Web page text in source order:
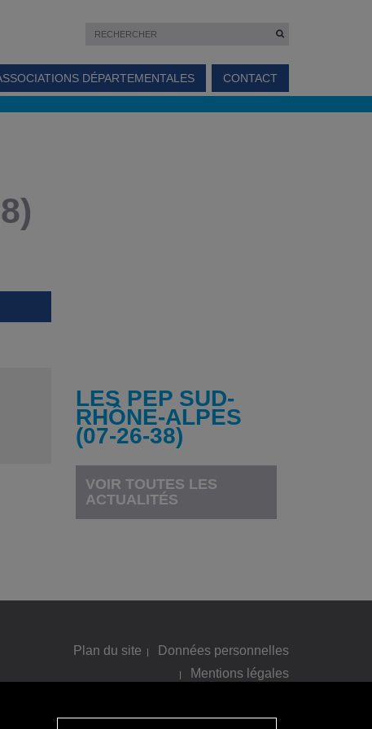
DÉPARTEMENTALES CONTACT
LES PEP SUD-
RHÔNE-ALPES
(07-26-38)
VOIR TOUTES LES
ACTUALITÉS
Plan du site
Données personnelles
Mentions légales